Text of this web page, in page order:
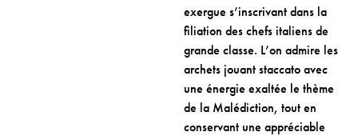
exergue s’inscrivant dans la
filiation des chefs italiens de
grande classe. L’on admire les
archets jouant staccato avec
une énergie exaltée le thème
de la Malédiction, tout en
conservant une appréciable